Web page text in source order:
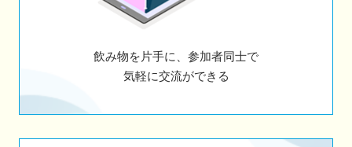
飲み物を片手に、参加者同士で
気軽に交流ができる